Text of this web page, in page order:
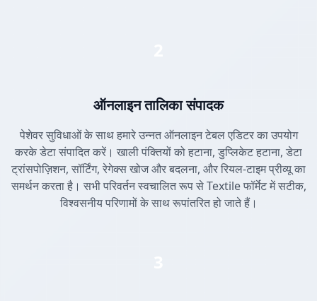
ऑनलाइन तालिका संपादक
पेशेवर सुविधाओं के साथ हमारे उन्नत ऑनलाइन टेबल एडिटर का उपयोग
करके डेटा संपादित करें। खाली पंक्तियों को हटाना, डुप्लिकेट हटाना, डेटा
ट्रांसपोज़िशन, सॉर्टिंग, रेगेक्स खोज और बदलना, और रियल-टाइम प्रीव्यू का
समर्थन करता है। सभी परिवर्तन स्वचालित रूप से Textile फॉर्मेट में सटीक,
विश्वसनीय परिणामों के साथ रूपांतरित हो जाते हैं।